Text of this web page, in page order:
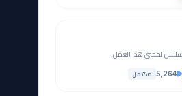
لمحبي هذا العمل.
5,264 مكتمل